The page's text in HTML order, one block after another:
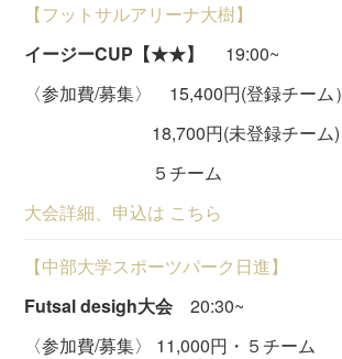
【フットサルアリーナ大樹】
イージーCUP【★★】
19:00~
〈参加費/募集〉 15,400円(登録チーム）
18,700円(未登録チーム)
５チーム
大会詳細、申込は こちら
【中部大学スポーツパーク日進】
Futsal desigh大会 20:30~
〈参加費/募集〉 11,000円・５チーム